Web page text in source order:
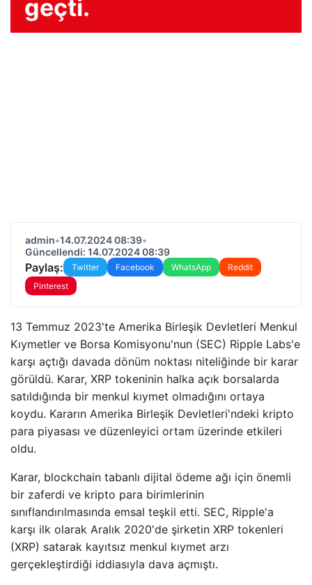
geçti.
admin•14.07.2024 08:39•
Güncellendi: 14.07.2024 08:39
Paylaş: Twitter Facebook WhatsApp
Reddit
Pinterest
13 Temmuz 2023'te Amerika Birleşik Devletleri Menkul
Kıymetler ve Borsa Komisyonu'nun (SEC) Ripple Labs'e
karşı açtığı davada dönüm noktası niteliğinde bir karar
görüldü. Karar, XRP tokeninin halka açık borsalarda
satıldığında bir menkul kıymet olmadığını ortaya
koydu. Kararın Amerika Birleşik Devletleri'ndeki kripto
para piyasası ve düzenleyici ortam üzerinde etkileri
oldu.
Karar, blockchain tabanlı dijital ödeme ağı için önemli
bir zaferdi ve kripto para birimlerinin
sınıflandırılmasında emsal teşkil etti. SEC, Ripple'a
karşı ilk olarak Aralık 2020'de şirketin XRP tokenleri
(XRP) satarak kayıtsız menkul kıymet arzı
gerçekleştirdiği iddiasıyla dava açmıştı.